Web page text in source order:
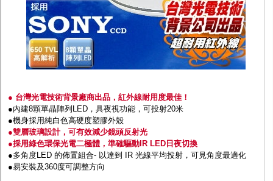
懶人線.同軸線.花線
線頭.插座.延長線.HDMI線
集線盒.防水盒.配線盒
變壓器.避雷器
轉接頭
偽裝嚇阻假監視器. 警示防盜貼紙
客訂商品
● 台灣光電技術背景廠商出品，紅外線耐用度最佳！
●內建8顆單晶陣列LED，具夜視功能，可投射20米
●機身採用純白色高硬度塑膠外殼
●雙層玻璃設計，可有效減少鏡頭反射光
●採用綠色環保光電二極體，準確驅動IR LED日夜切換
●多角度LED 的佈置組合- 以達到 IR 光線平均投射，可見角度最適化
●易安裝及360度可調整方向